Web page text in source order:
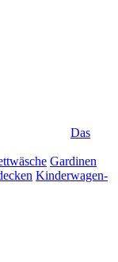
Das
Gardinen
Kinderwagen-